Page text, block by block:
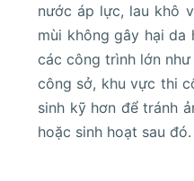
nước áp lực, lau khô
mùi không gây hại da
các công trình lớn
công sở, khu vực thi
sinh kỹ hơn để tránh
hoặc sinh hoạt sau đó.